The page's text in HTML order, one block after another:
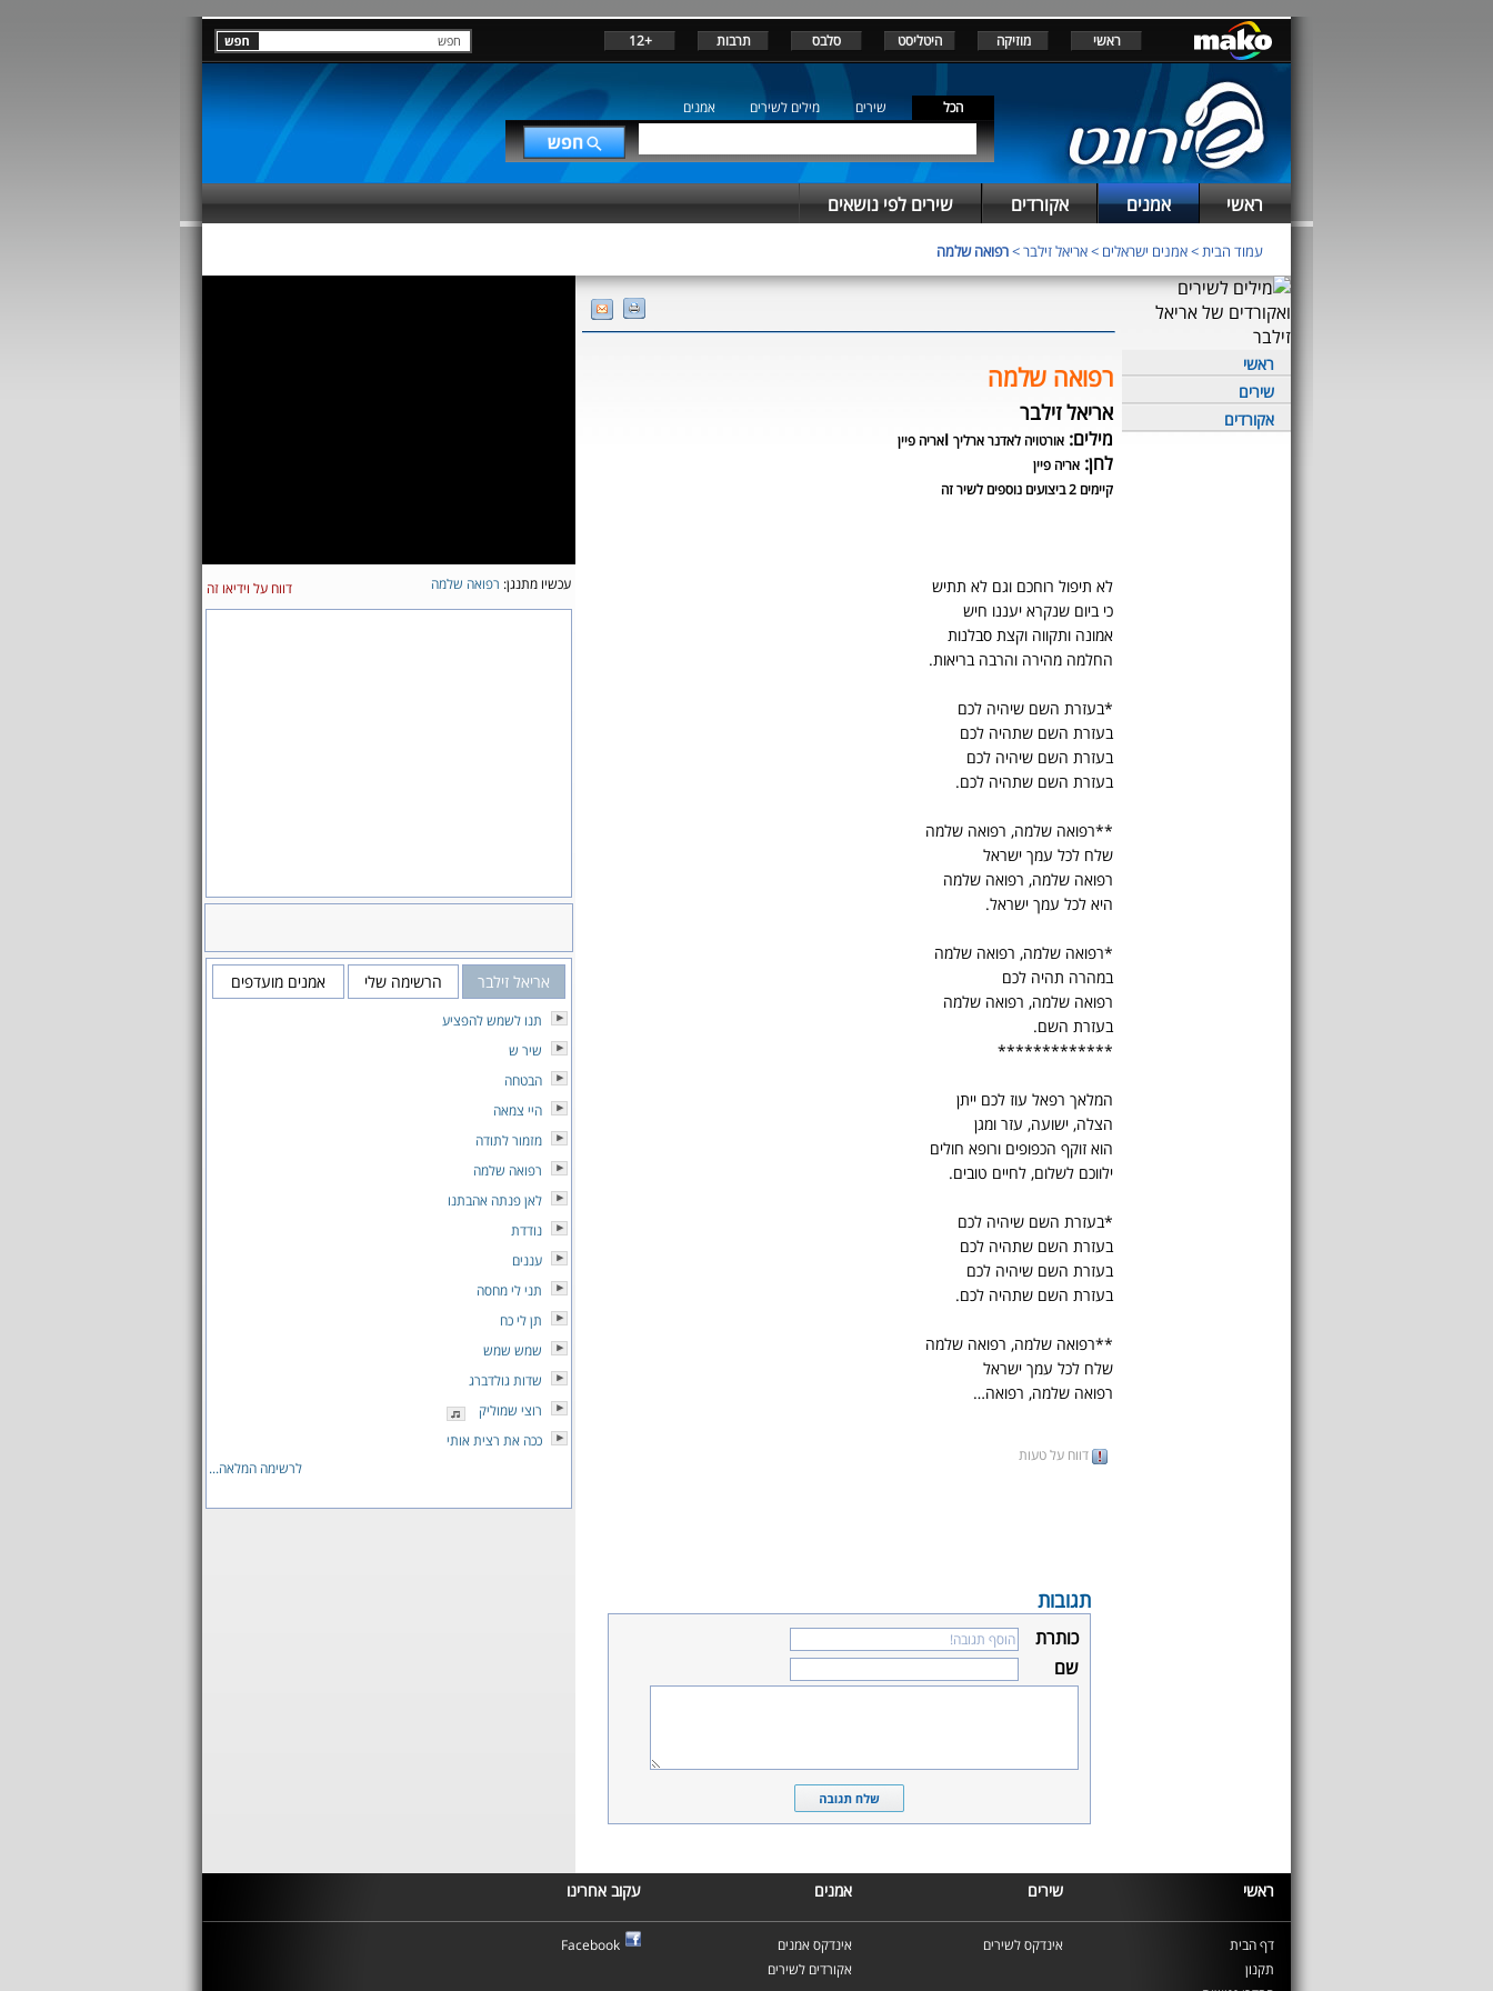
ראשי מוזיקה היטליסט סלבס תרבות +12
הכל שירים מילים לשירים אמנים
ראשי אמנים אקורדים שירים לפי נושאים
עמוד הבית>אמנים ישראלים >אריאל זילבר>רפואה שלמה
ראשי
שירים
אקורדים
רפואה שלמה
אריאל זילבר
מילים: אורטויה לאדנר ארליך ואריה פיין
לחן: אריה פיין
קיימים 2 ביצועים נוספים לשיר זה
לא תיפול רוחכם וגם לא תתיש
כי ביום שנקרא יעננו חיש
אמונה ותקווה וקצת סבלנות
החלמה מהירה והרבה בריאות.
*בעזרת השם שיהיה לכם
בעזרת השם שתהיה לכם
בעזרת השם שיהיה לכם
בעזרת השם שתהיה לכם.
**רפואה שלמה, רפואה שלמה
שלח לכל עמך ישראל
רפואה שלמה, רפואה שלמה
היא לכל עמך ישראל.
*רפואה שלמה, רפואה שלמה
במהרה תהיה לכם
רפואה שלמה, רפואה שלמה
בעזרת השם.
*************
המלאך רפאל עוז לכם ייתן
הצלה, ישועה, עזר ומגן
הוא זוקף הכפופים ורופא חולים
ילווכם לשלום, לחיים טובים.
*בעזרת השם שיהיה לכם
בעזרת השם שתהיה לכם
בעזרת השם שיהיה לכם
בעזרת השם שתהיה לכם.
**רפואה שלמה, רפואה שלמה
שלח לכל עמך ישראל
רפואה שלמה, רפואה…
דווח על טעות
תגובות
כותרת
שם
עכשיו מתנגן: רפואה שלמה דווח על וידיאו זה
אריאל זילבר הרשימה שלי אמנים מועדפים
תנו לשמש להפציע
שיר ש
הבטחה
היי צמאה
מזמור לתודה
רפואה שלמה
לאן פנתה אהבתנו
נודדת
עננים
תני לי מחסה
תן לי כח
שמש שמש
שדות גולדברג
רוצי שמוליק
ככה את רצית אותי
לרשימה המלאה...
ראשי שירים אמנים עקוב אחרינו
דף הבית
תקנון
אינדקס לשירים
אינדקס אמנים
אקורדים לשירים
Facebook